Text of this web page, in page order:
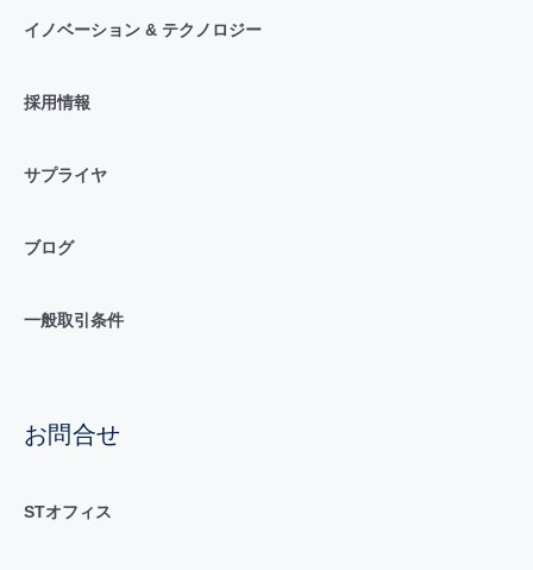
イノベーション & テクノロジー
採用情報
サプライヤ
ブログ
一般取引条件
お問合せ
STオフィス